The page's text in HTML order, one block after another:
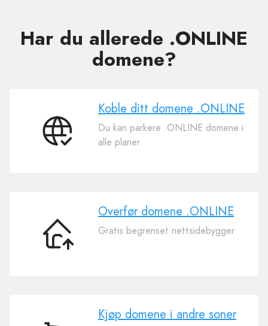
Har du allerede .ONLINE
domene?
Koble
Koble ditt domene .ONLINE
Du kan parkere .ONLINE domene i
alle planer
Overfør
domene
Overfør domene .ONLINE
Gratis begrenset nettsidebygger
Kjøp domene i andre soner